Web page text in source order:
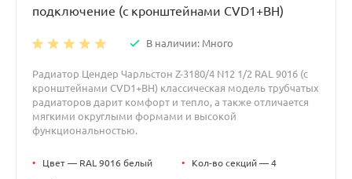
подключение (с кронштейнами CVD1+BH)
В наличии: Много
Радиатор Цендер Чарльстон Z-3180/4 N12 1/2 RAL 9016 (с
кронштейнами CVD1+BH) классическая модель трубчатых
радиаторов дарит комфорт и тепло, а также отличается
мягкими округлыми формами и высокой
функциональностью.
• Цвет — RAL 9016 белый • Кол-во секций — 4